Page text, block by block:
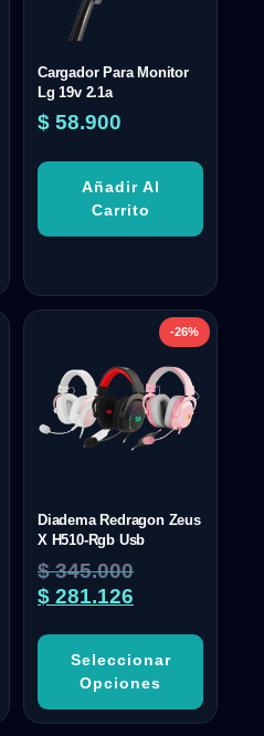
Cargador Para Monitor
Lg 19v 2.1a
$ 58.900
Añadir Al
Carrito
-26%
Diadema Redragon Zeus
X H510-Rgb Usb
$345.000
$ 281.126
Seleccionar
Opciones